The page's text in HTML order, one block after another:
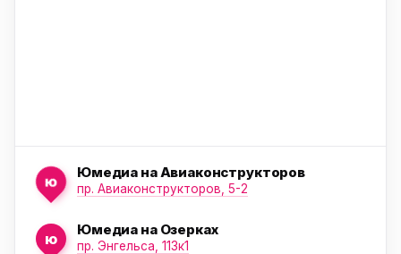
ю
Юмедиа на Авиаконструкторов
пр. Авиаконструкторов, 5-2
ю
Юмедиа на Озерках
пр. Энгельса, 113к1